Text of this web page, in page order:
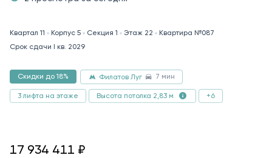
Квартал 11 Корпус 5 Секция 1 Этаж 22
Квартира №087
Срок сдачи I кв. 2029
Скидки до 18% Филатов Луг 7 мин
3 лифта на этаже Высота потолка 2,83 м +6
17934411
17 934 411 ₽